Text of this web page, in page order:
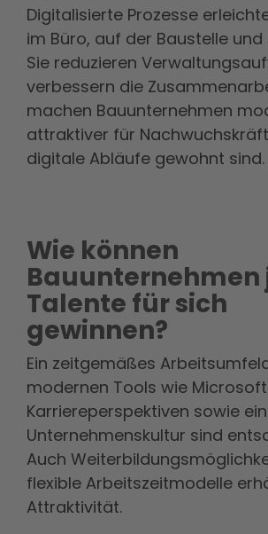
Digitalisierte Prozesse
im Büro, auf der Baustelle
Sie reduzieren
verbessern die
machen Bauunternehmen
attraktiver für
digitale Abläufe gewohnt sind.
Wie können
Bauunternehmen
Talente für sich
gewinnen?
Ein zeitgemäßes
modernen Tools wie
Karriereperspektiven sowie
Unternehmenskultur sind
Auch
flexible Arbeitszeitmodelle
Attraktivität.